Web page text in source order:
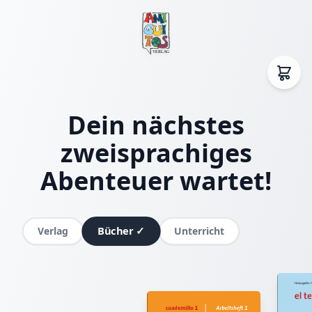
Dein nächstes
zweisprachiges
Abenteuer wartet!
Verlag Bücher ✓ Unterricht